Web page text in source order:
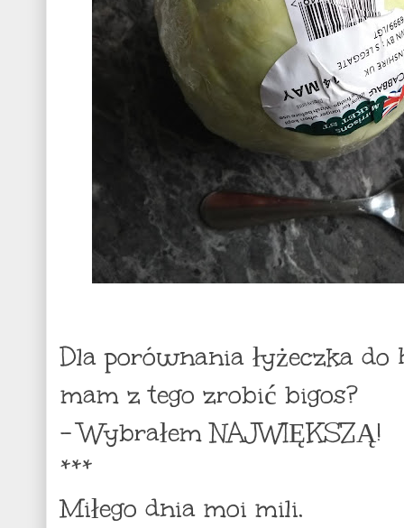
Dla porównania łyżeczka
mam z tego zrobić bigos?
- Wybrałem NAJWIĘKSZĄ!
***
Miłego dnia moi mili.